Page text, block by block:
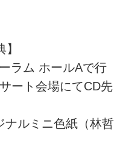
ラム ホールAで行
ート会場にてCD先
ナルミニ色紙（林哲